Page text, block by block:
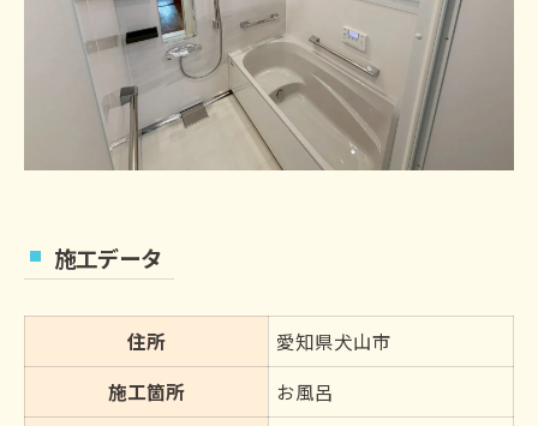
施工データ
住所
愛知県犬山市
施工箇所
お風呂